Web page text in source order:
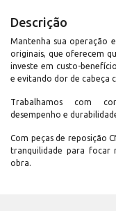
Descrição
Mantenha sua operação
originais, que oferecem
investe em custo-
e evitando dor de cabeça
Trabalhamos com
desempenho e
Com peças de reposição
tranquilidade para focar
obra.